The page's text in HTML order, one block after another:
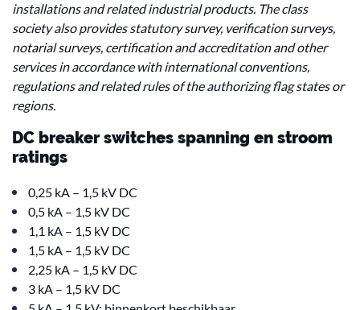
installations and related industrial products. The class
society also provides statutory survey, verification surveys,
notarial surveys, certification and accreditation and other
services in accordance with international conventions,
regulations and related rules of the authorizing flag states or
regions.
DC breaker switches spanning en stroom
ratings
0,25 kA – 1,5 kV DC
0,5 kA – 1,5 kV DC
1,1 kA – 1,5 kV DC
1,5 kA – 1,5 kV DC
2,25 kA – 1,5 kV DC
3 kA – 1,5 kV DC